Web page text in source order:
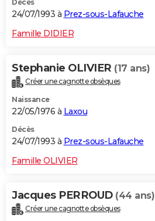
Décès
24/07/1993 à Prez-sous-Lafauche
Famille DIDIER
Stephanie OLIVIER (17 ans)
Créer une cagnotte obsèques
Naissance
22/05/1976 à Laxou
Décès
24/07/1993 à Prez-sous-Lafauche
Famille OLIVIER
Jacques PERROUD (44 ans)
Créer une cagnotte obsèques